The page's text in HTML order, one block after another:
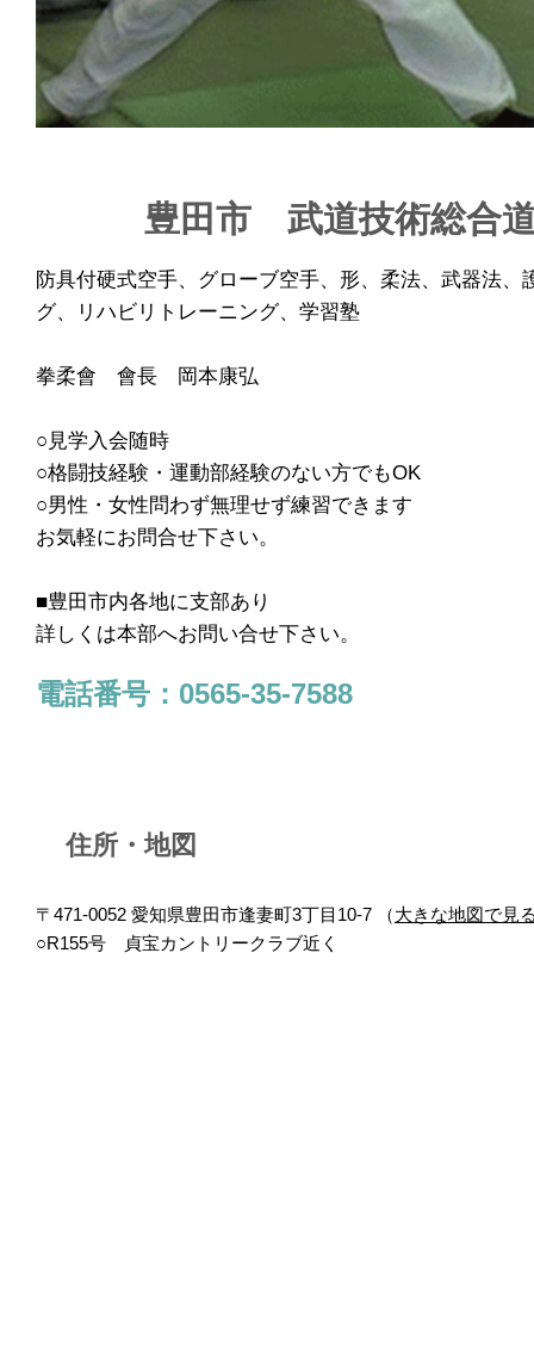
豊田市 武道技術総合
防具付硬式空手、グローブ空手、形、柔法、武器法
グ、リハビリトレーニング、学習塾
拳柔會 會長 岡本康弘
○見学入会随時
○格闘技経験・運動部経験のない方でもOK
○男性・女性問わず無理せず練習できます
お気軽にお問合せ下さい。
■豊田市内各地に支部あり
詳しくは本部へお問い合せ下さい。
電話番号：0565-35-7588
住所・地図
〒471-0052 愛知県豊田市逢妻町3丁目10-7 （大きな地図で見
○R155号 貞宝カントリークラブ近く